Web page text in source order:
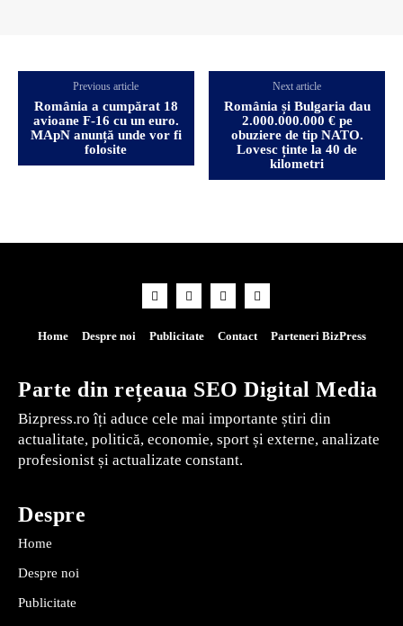
Previous article
România a cumpărat 18
avioane F-16 cu un euro.
MApN anunță unde vor fi
folosite
Next article
România și Bulgaria dau
2.000.000.000 € pe
obuziere de tip NATO.
Lovesc ținte la 40 de
kilometri
Home Despre noi Publicitate Contact Parteneri BizPress
Parte din rețeaua SEO Digital Media
Bizpress.ro îți aduce cele mai importante știri din
actualitate, politică, economie, sport și externe, analizate
profesionist și actualizate constant.
Despre
Home
Despre noi
Publicitate